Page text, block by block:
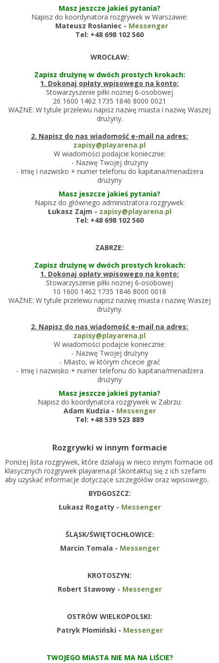
Masz jeszcze jakieś pytania?
Napisz do koordynatora rozgrywek w Warszawie:
Mateusz Rosłaniec - Messenger
Tel: +48 698 102 560
WROCŁAW:
Zapisz drużynę w dwóch prostych krokach:
1. Dokonaj opłaty wpisowego na konto:
Stowarzyszenie piłki nożnej 6-osobowej
26 1600 1462 1735 1846 8000 0021
WAŻNE: W tytule przelewu napisz nazwę miasta i nazwę Waszej
drużyny.
2. Napisz do nas wiadomość e-mail na adres:
zapisy@playarena.pl
W wiadomości podajcie koniecznie:
- Nazwę Twojej drużyny
- Imię i nazwisko + numer telefonu do kapitana/menadżera
drużyny
Masz jeszcze jakieś pytania?
Napisz do głównego administratora rozgrywek:
Łukasz Zajm - zapisy@playarena.pl
Tel: +48 698 102 560
ZABRZE:
Zapisz drużynę w dwóch prostych krokach:
1. Dokonaj opłaty wpisowego na konto:
Stowarzyszenie piłki nożnej 6-osobowej
10 1600 1462 1735 1846 8000 0018
WAŻNE: W tytule przelewu napisz nazwę miasta i nazwę Waszej
drużyny.
2. Napisz do nas wiadomość e-mail na adres:
zapisy@playarena.pl
W wiadomości podajcie koniecznie:
- Nazwę Twojej drużyny
- Miasto, w którym chcecie grać
- Imię i nazwisko + numer telefonu do kapitana/menadżera
drużyny
Masz jeszcze jakieś pytania?
Napisz do koordynatora rozgrywek w Zabrzu:
Adam Kudzia - Messenger
Tel: +48 539 523 889
Rozgrywki w innym formacie
Poniżej lista rozgrywek, które działają w nieco innym formacie od
klasycznych rozgrywek playarena.pl Skontaktuj się z ich szefami
aby uzyskać informacje dotyczące szczegółów oraz wpisowego.
BYDGOSZCZ:
Łukasz Rogatty - Messenger
ŚLĄSK/ŚWIĘTOCHŁOWICE:
Marcin Tomala - Messenger
KROTOSZYN:
Robert Stawowy - Messenger
OSTRÓW WIELKOPOLSKI:
Patryk Płomiński - Messenger
TWOJEGO MIASTA NIE MA NA LIŚCIE?